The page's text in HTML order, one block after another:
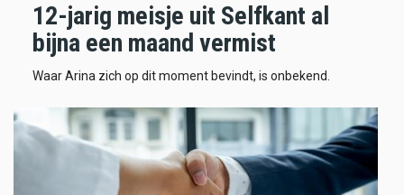
12-jarig meisje uit Selfkant al
bijna een maand vermist
Waar Arina zich op dit moment bevindt, is onbekend.